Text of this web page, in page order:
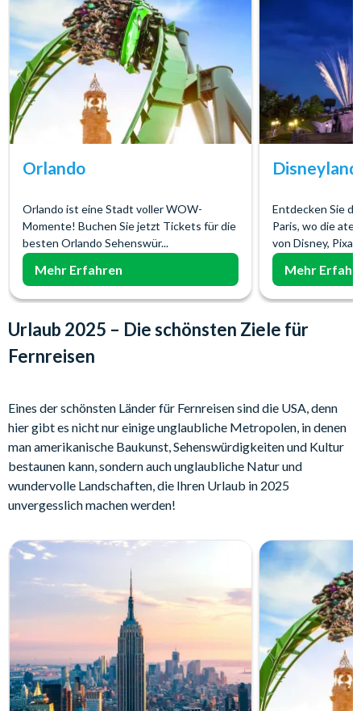
Orlando
Orlando ist eine Stadt voller WOW-
Momente! Buchen Sie jetzt Tickets für die
besten Orlando Sehenswür...
Mehr Erfahren
Entdecken Sie
Paris, wo die
von Disney, Pixar,
Mehr
Urlaub 2025 – Die schönsten Ziele für
Fernreisen
Eines der schönsten Länder für Fernreisen sind die USA, denn
hier gibt es nicht nur einige unglaubliche Metropolen, in denen
man amerikanische Baukunst, Sehenswürdigkeiten und Kultur
bestaunen kann, sondern auch unglaubliche Natur und
wundervolle Landschaften, die Ihren Urlaub in 2025
unvergesslich machen werden!